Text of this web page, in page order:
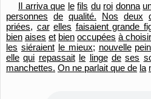
Il arriva que le fils du roi donna
personnes de qualité. Nos deux
priées, car elles faisaient grande
bien aises et bien occupées à choisir
les siéraient le mieux; nouvelle
elle qui repassait le linge de ses
manchettes. On ne parlait que de la